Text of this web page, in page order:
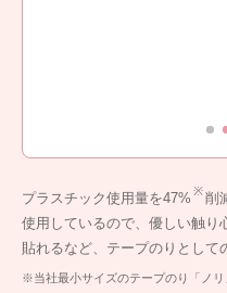
プラスチック使用量を47% ※削
使用しているので、優しい触り
貼れるなど、テープのりとして
※当社最小サイズのテープのり「ノ